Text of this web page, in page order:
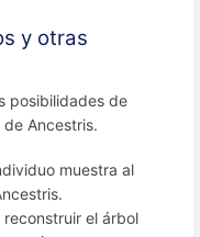
y otras
posibilidades de
Ancestris.
muestra al
el árbol